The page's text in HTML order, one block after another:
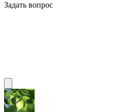
Задать вопрос